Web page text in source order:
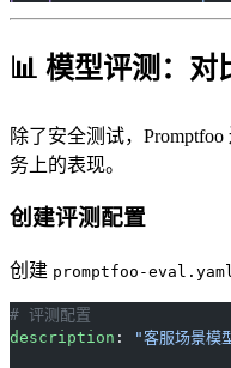
📊 模型评测：
除了安全测试，
务上的表现。
创建评测配置
创建 promptfoo-
# 评测配置
description : "客服场景模